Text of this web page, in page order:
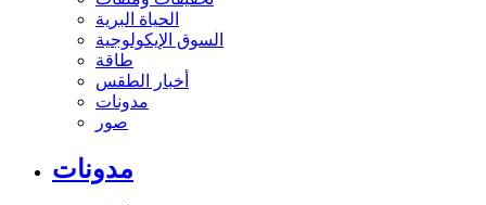
الحياة البرية
السوق الإيكولوجية
طاقة
أخبار الطقس
مدونات
صور
مدونات